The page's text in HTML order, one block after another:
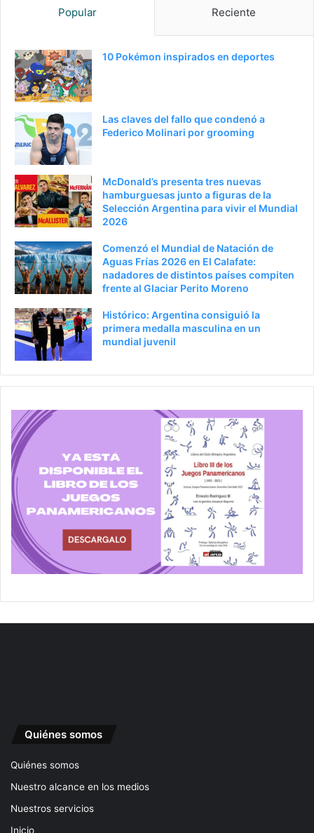
e
o
r
p
i
n
Popular Reciente
10 Pokémon inspirados en deportes
Las claves del fallo que condenó a
Federico Molinari por grooming
McDonald’s presenta tres nuevas
hamburguesas junto a figuras de la
Selección Argentina para vivir el Mundial
2026
Comenzó el Mundial de Natación de
Aguas Frías 2026 en El Calafate:
nadadores de distintos países compiten
frente al Glaciar Perito Moreno
Histórico: Argentina consiguió la
primera medalla masculina en un
mundial juvenil
Quiénes somos
Quiénes somos
Nuestro alcance en los medios
Nuestros servicios
Inicio